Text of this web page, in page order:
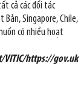
cả các đối tác
Bản, Singapore, Chile,
có nhiều hoạt
VITIC/https://gov.uk